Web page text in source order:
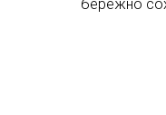
бережно